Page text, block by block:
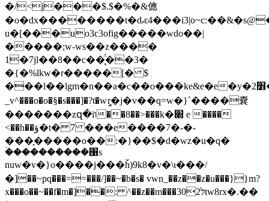
�/<j���$.$�%�&㒣
u�[���uo3c3ofig�����wdo��|
�����;w-ws��z����
1�7jl��8��c��͉̈́��3�
�{�%lkw�r�����[� $
���l��lgm�n��a�c��o���ke&e�e�y�׾2��⫅��;�k,k���������h�tin���=�e��²�{��^-
_v^���o�o�§�s���]�?t�wީr�j�v��q=w�}`����嚢
�������zզ�iו��8��>���k�׍ e ����
<��h��ؤ�t� 7 ���e����7�-�-
���֢�����o��:�}��$�d�wz�u�q�
ۡ����������΁s
nuw�v�}o����j���ȟ)9k8�v�\ι���/
�]��~pq���==���/]��~�b�s� vwn_��z��z�u���}}m?
x���o��~��f�m�]��: ^��z��m���לּ302tw8rx�.��